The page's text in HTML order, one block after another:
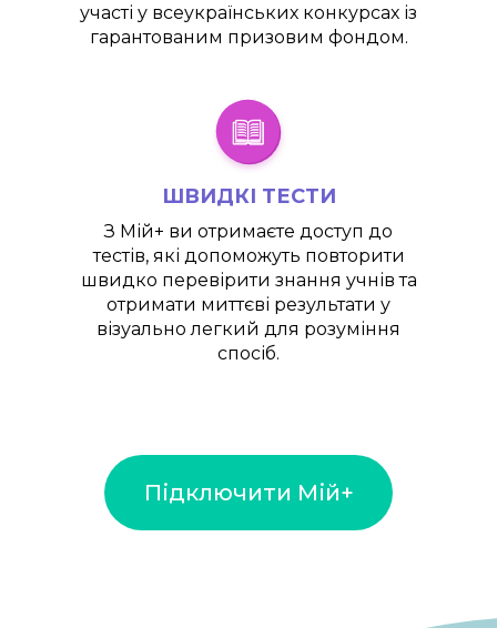
участі у всеукраїнських конкурсах із
гарантованим призовим фондом.
ШВИДКІ ТЕСТИ
З Мій+ ви отримаєте доступ до
тестів, які допоможуть повторити
швидко перевірити знання учнів та
отримати миттєві результати у
візуально легкий для розуміння
спосіб.
Підключити Мій+